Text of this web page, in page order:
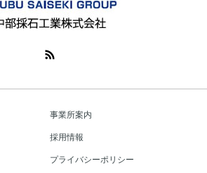
事業所案内
採用情報
プライバシーポリシー